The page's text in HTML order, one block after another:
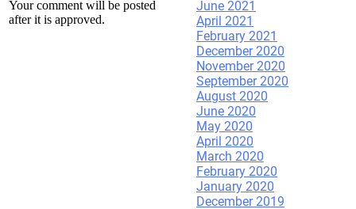
Your comment will be posted
after it is approved.
June 2021
April 2021
February 2021
December 2020
November 2020
September 2020
August 2020
June 2020
May 2020
April 2020
March 2020
February 2020
January 2020
December 2019